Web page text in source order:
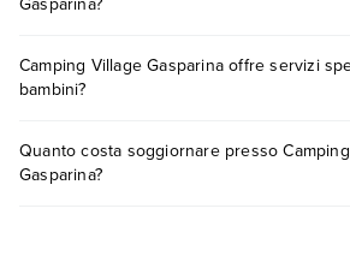
Scopri tutti i dettagli nel paragrafo
presso Camping Village Gasparina.
sezione dedicata
Camping Village Gasparina offre servizi
bambini?
bambini, inclusi o a pagamento, tra cui:
Scopri maggiori dettagli nel paragrafo
Quanto costa soggiornare presso
Gasparina?
a vari fattori (per es. date, condizioni